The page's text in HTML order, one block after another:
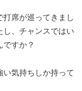
打席が巡ってきまし
し、チャンスではい
すか？
い気持ちしか持って